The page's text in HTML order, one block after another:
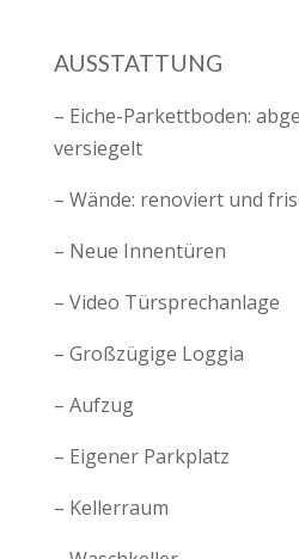
AUSSTATTUNG
– Eiche-Parkettboden:
versiegelt
– Wände: renoviert und
– Neue Innentüren
– Video Türsprechanlage
– Großzügige Loggia
– Aufzug
– Eigener Parkplatz
– Kellerraum